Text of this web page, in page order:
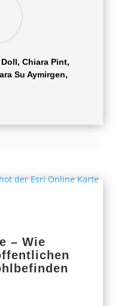
Chiara Pint,
Su Aymirgen,
– Wie